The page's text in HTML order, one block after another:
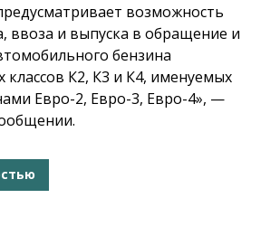
возможность
ввоза и выпуска в обращение и
бензина
классов К2, К3 и К4, именуемых
Евро-2, Евро-3, Евро-4», —